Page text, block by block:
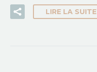
LIRE LA SUITE